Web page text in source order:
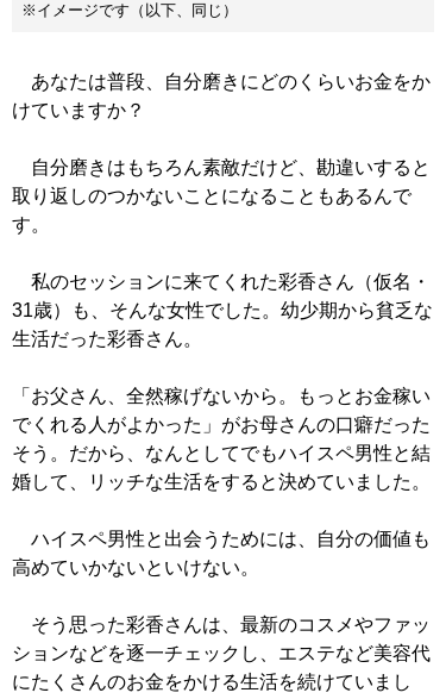
※イメージです（以下、同じ）
あなたは普段、自分磨きにどのくらいお金をか
けていますか？
自分磨きはもちろん素敵だけど、勘違いすると
取り返しのつかないことになることもあるんで
す。
私のセッションに来てくれた彩香さん（仮名・
31歳）も、そんな女性でした。幼少期から貧乏な
生活だった彩香さん。
「お父さん、全然稼げないから。もっとお金稼い
でくれる人がよかった」がお母さんの口癖だった
そう。だから、なんとしてでもハイスペ男性と結
婚して、リッチな生活をすると決めていました。
ハイスペ男性と出会うためには、自分の価値も
高めていかないといけない。
そう思った彩香さんは、最新のコスメやファッ
ションなどを逐一チェックし、エステなど美容代
にたくさんのお金をかける生活を続けていまし